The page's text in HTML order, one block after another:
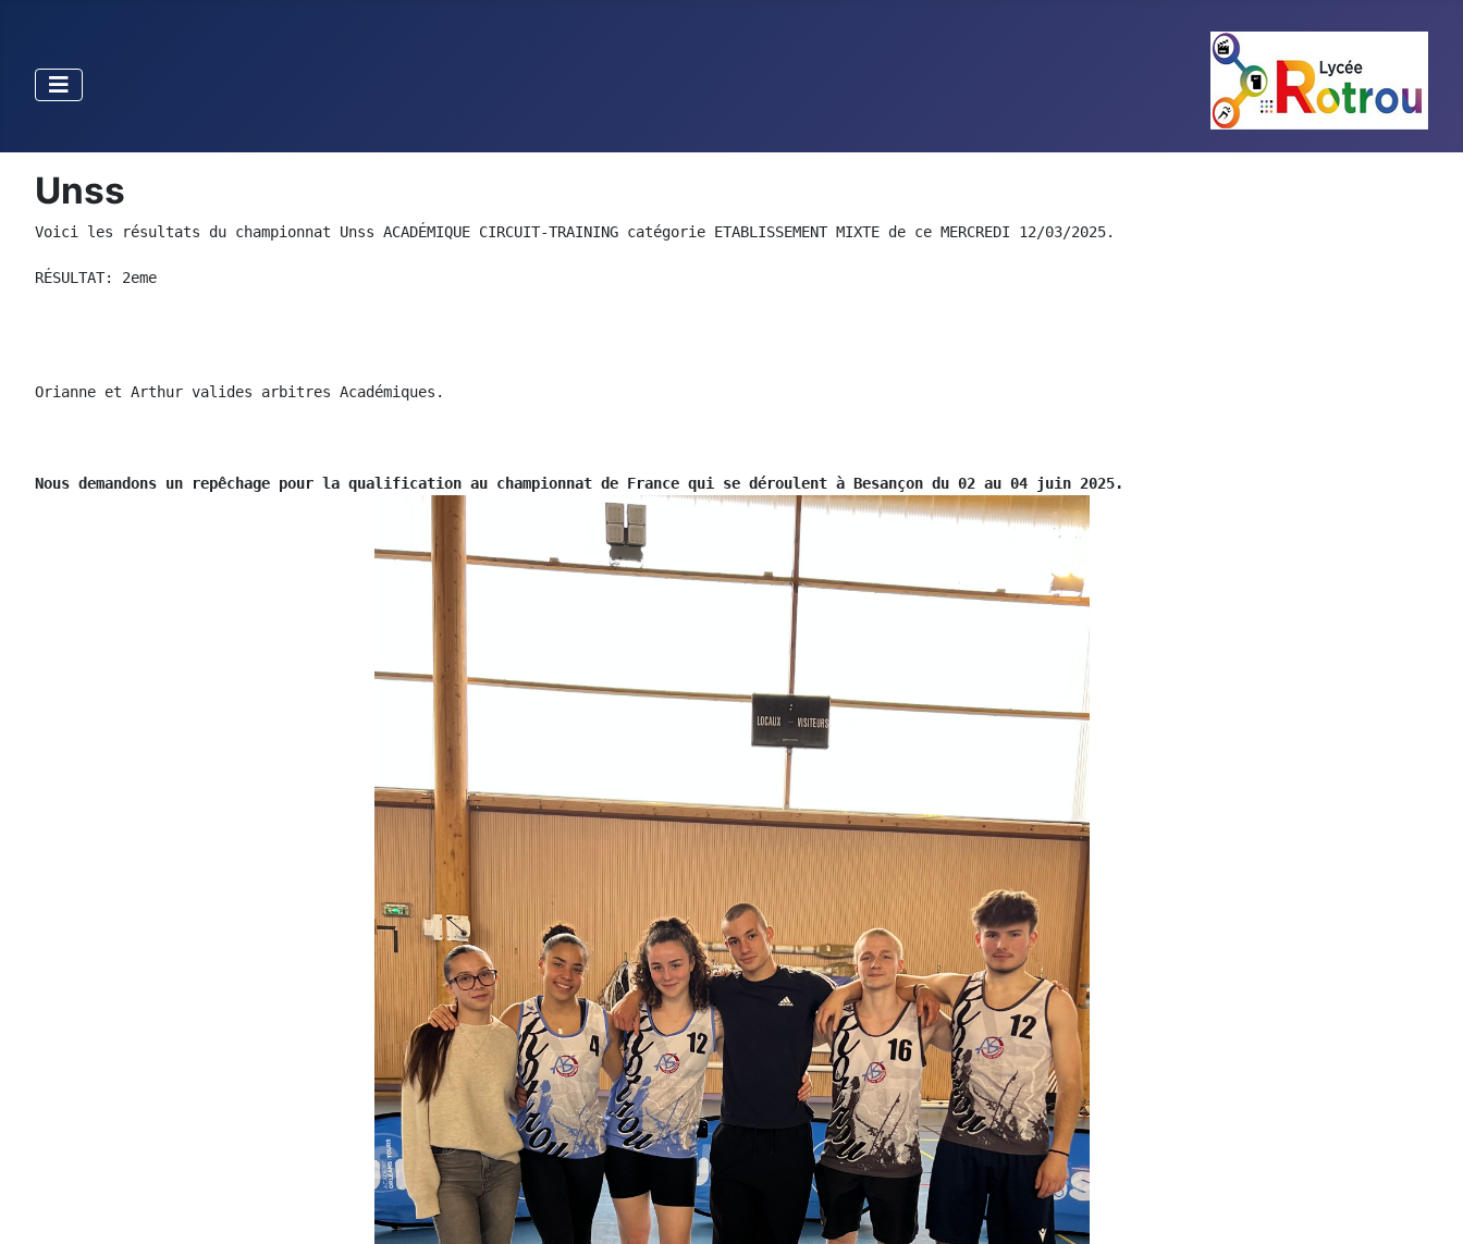
Unss
Voici les résultats du championnat Unss ACADÉMIQUE CIRCUIT-TRAINING catégorie ETABLISSEMENT MIXTE de ce MERCREDI 12/03/2025.
RÉSULTAT: 2eme
Orianne et Arthur valides arbitres Académiques.
Nous demandons un repêchage pour la qualification au championnat de France qui se déroulent à Besançon du 02 au 04 juin 2025.